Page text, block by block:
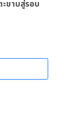
ะขาบสู่รอบ